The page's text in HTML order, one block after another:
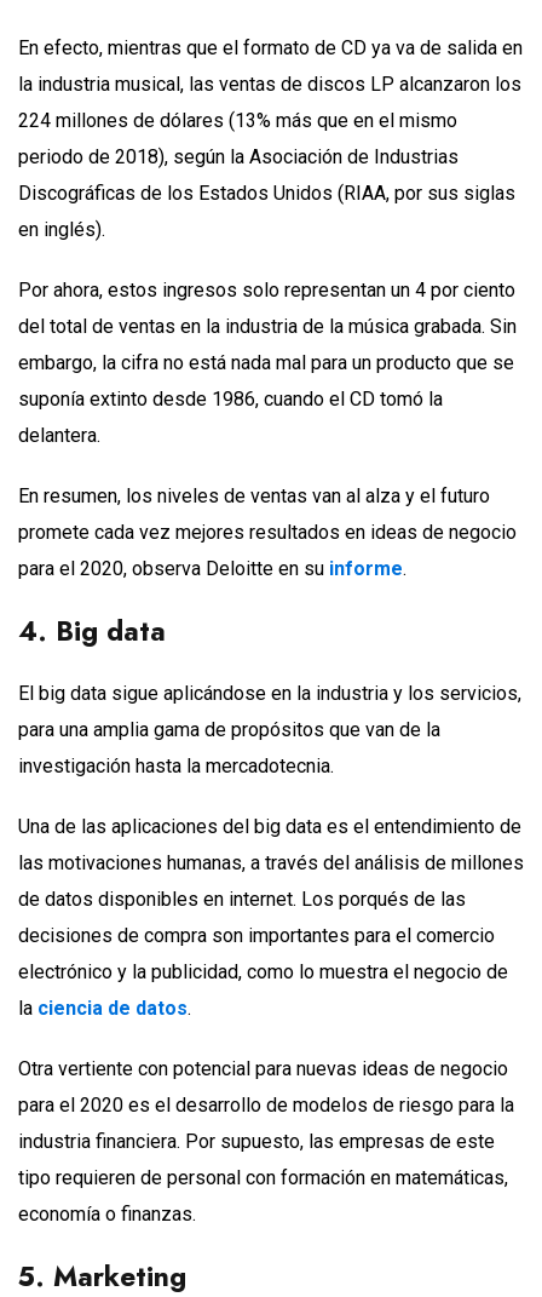
En efecto, mientras que el formato de CD ya va de salida en
la industria musical, las ventas de discos LP alcanzaron los
224 millones de dólares (13% más que en el mismo
periodo de 2018), según la Asociación de Industrias
Discográficas de los Estados Unidos (RIAA, por sus siglas
en inglés).
Por ahora, estos ingresos solo representan un 4 por ciento
del total de ventas en la industria de la música grabada. Sin
embargo, la cifra no está nada mal para un producto que se
suponía extinto desde 1986, cuando el CD tomó la
delantera.
En resumen, los niveles de ventas van al alza y el futuro
promete cada vez mejores resultados en ideas de negocio
para el 2020, observa Deloitte en su informe.
4. Big data
El big data sigue aplicándose en la industria y los servicios,
para una amplia gama de propósitos que van de la
investigación hasta la mercadotecnia.
Una de las aplicaciones del big data es el entendimiento de
las motivaciones humanas, a través del análisis de millones
de datos disponibles en internet. Los porqués de las
decisiones de compra son importantes para el comercio
electrónico y la publicidad, como lo muestra el negocio de
la ciencia de datos.
Otra vertiente con potencial para nuevas ideas de negocio
para el 2020 es el desarrollo de modelos de riesgo para la
industria financiera. Por supuesto, las empresas de este
tipo requieren de personal con formación en matemáticas,
economía o finanzas.
5. Marketing